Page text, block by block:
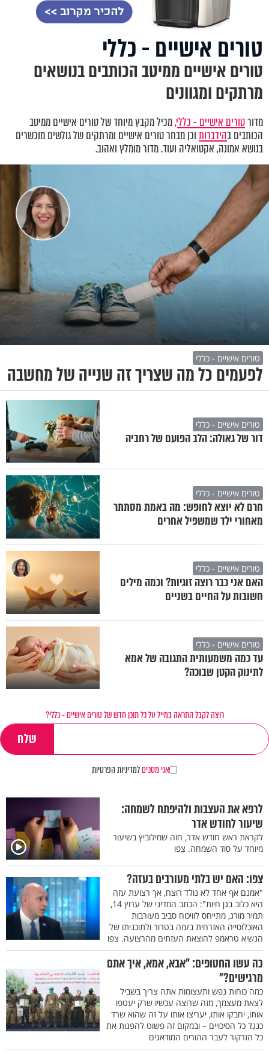
טורים אישיים - כללי
טורים אישיים ממיטב הכותבים בנושאים
מרתקים ומגוונים
מדורטורים אישיים - כללי,מכיל מקבץ מיוחד של טורים אישיים ממיטב
הכותבים בהידברותוכן מבחר טורים אישיים ומרתקים של גולשים מוכשרים
בנושא אמונה, אקטואליה ועוד. מדור מומלץ ואהוב.
טורים אישיים - כללי
לפעמים כל מה שצריך זה שנייה של מחשבה
טורים אישיים - כללי
דור של גאולה: הלב הפועם של רחביה
טורים אישיים - כללי
חרם לא יוצא לחופש: מה באמת מסתתר
מאחורי ילד שמשפיל אחרים
טורים אישיים - כללי
האם אני כבר רוצה זוגיות? וכמה מילים
חשובות על החיים בשניים
טורים אישיים - כללי
עד כמה משמעותית התגובה של אמא
לתינוק הקטן שבוכה?
רוצה לקבל התראה במייל על כל תוכן חדש של טורים אישיים - כללי?
אני מסכיםלמדיניות הפרטיות
לרפא את העצבות ולהיפתח לשמחה:
שיעור לחודש אדר
לקראת ראש חודש אדר, חוה שמילוביץ בשיעור
מיוחד על סוד השמחה. צפו
צפו: האם יש בלתי מעורבים בעזה?
"אמנם אף אחד לא נולד רוצח, אך רצועת עזה
היא כלוב בגן חיות": הכתב המדיני של ערוץ 14,
תמיר מורג, מתייחס לוויכוח סביב מעורבות
האוכלוסייה האזרחית בעזה בטרור ולתוכניתו של
הנשיא טראמפ להוצאת העזתים מהרצועה. צפו
כה עשו החטופים: "אבא, אמא, איך אתם
מרגישים?"
כמה כוחות נפש ותעצומות אתה צריך בשביל
לצאת מעצמך, מזה שרוצה עכשיו שרק יעטפו
אותו, יחבקו אותו, יעריצו אותו על זה שהוא שרד
כנגד כל הסיכויים – ובמקום זה פשוט להפנות את
כל הזרקור לעבר ההורים המודאגים